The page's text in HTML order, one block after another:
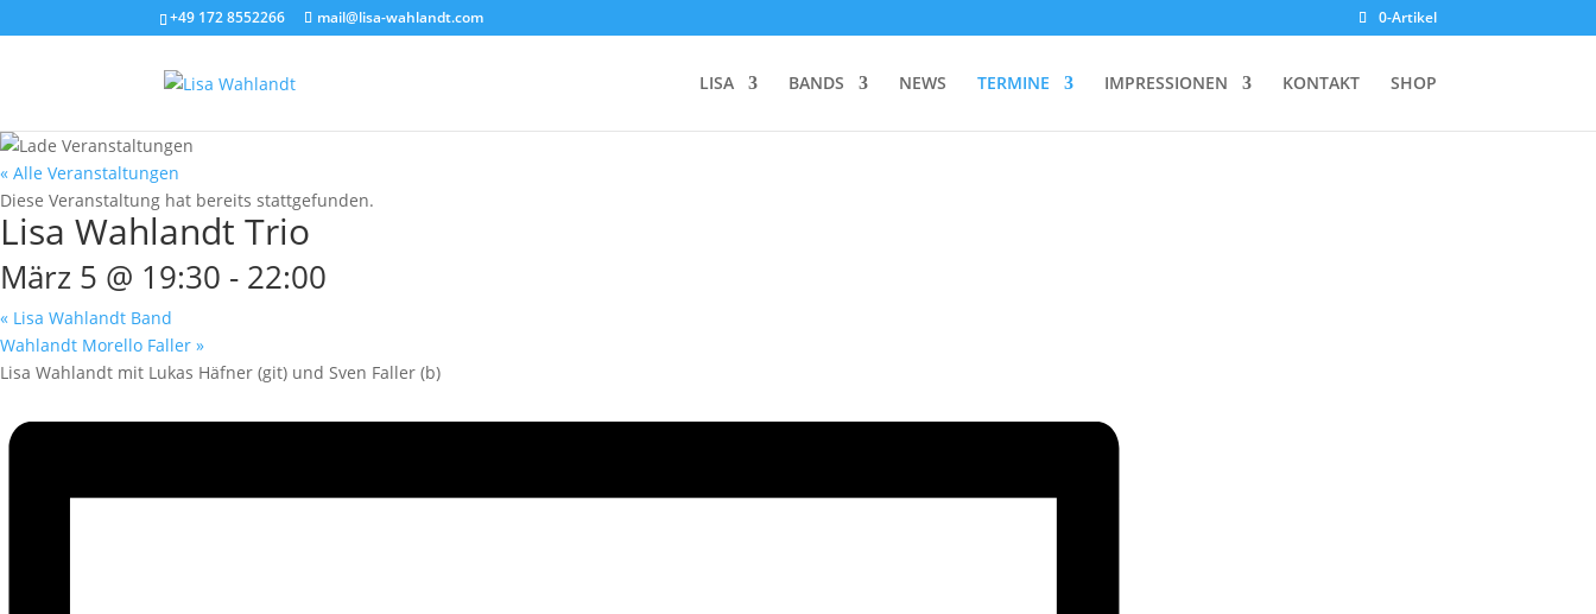
+49 172 8552266 mail@lisa-wahlandt.com 0-Artikel
LISA BANDS NEWS TERMINE IMPRESSIONEN KONTAKT SHOP
« Alle Veranstaltungen
Diese Veranstaltung hat bereits stattgefunden.
Lisa Wahlandt Trio
März 5 @ 19:30 - 22:00
« Lisa Wahlandt Band
Wahlandt Morello Faller »
Lisa Wahlandt mit Lukas Häfner (git) und Sven Faller (b)